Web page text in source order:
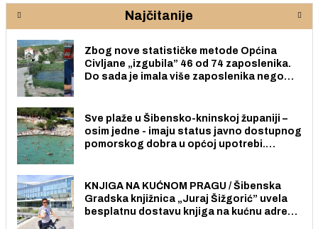
Najčitanije
Zbog nove statističke metode Općina
Civljane „izgubila” 46 od 74 zaposlenika.
Do sada je imala više zaposlenika nego
Sve plaže u Šibensko-kninskoj županiji –
osim jedne - imaju status javno dostupnog
pomorskog dobra u općoj upotrebi.
KNJIGA NA KUĆNOM PRAGU / Šibenska
Gradska knjižnica „Juraj Šižgorić” uvela
besplatnu dostavu knjiga na kućnu adresu